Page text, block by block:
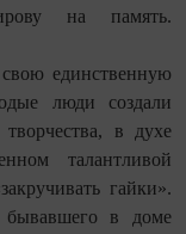
на память.
единственную
люди создали
в духе
талантливой
гайки».
бывавшего в доме